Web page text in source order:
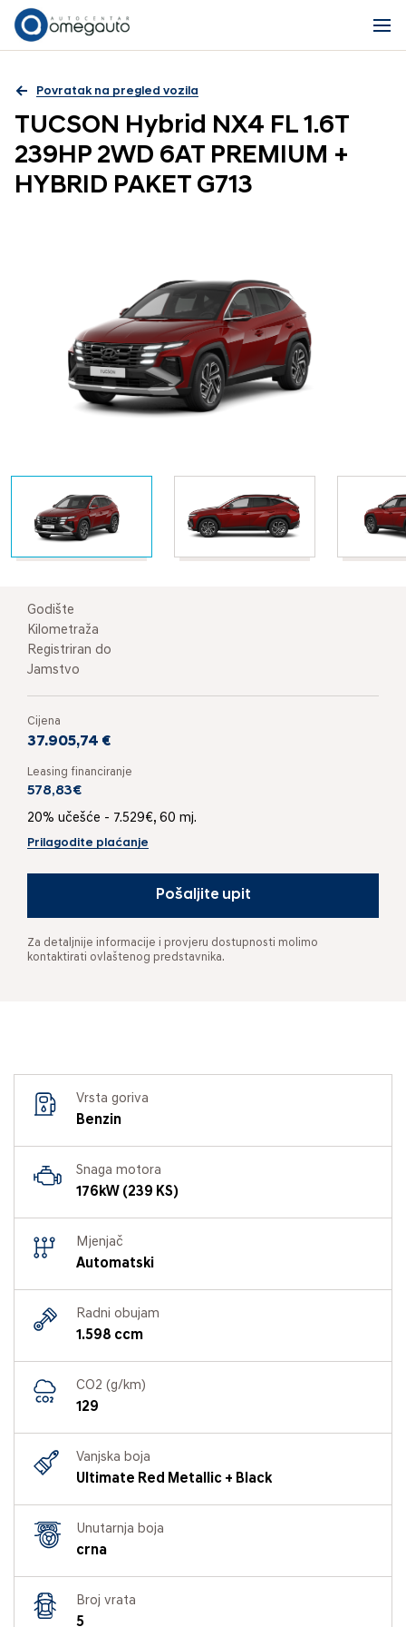
Povratak na pregled vozila
TUCSON Hybrid NX4 FL 1.6T
239HP 2WD 6AT PREMIUM +
HYBRID PAKET G713
Godište
Kilometraža
Registriran do
Jamstvo
Cijena
37.905,74 €
Leasing financiranje
578,83€
20% učešće - 7.529€, 60 mj.
Prilagodite plaćanje
Pošaljite upit
Za detaljnije informacije i provjeru dostupnosti molimo
kontaktirati ovlaštenog predstavnika.
Vrsta goriva
Benzin
Snaga motora
176kW (239 KS)
Mjenjač
Automatski
Radni obujam
1.598 ccm
CO2 (g/km)
129
Vanjska boja
Ultimate Red Metallic + Black
Unutarnja boja
crna
Broj vrata
5